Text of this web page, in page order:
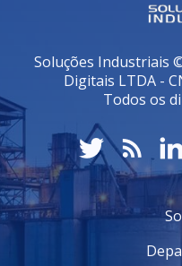
Soluções Industriais
Digitais LTDA -
Todos os